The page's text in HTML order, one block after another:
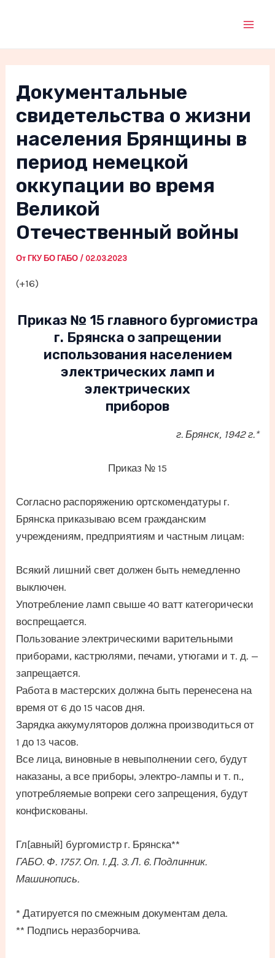
Документальные
свидетельства о жизни
населения Брянщины в
период немецкой
оккупации во время
Великой
Отечественный войны
От ГКУ БО ГАБО / 02.03.2023
(+16)
Приказ № 15 главного бургомистра
г. Брянска о запрещении
использования населением
электрических ламп и
электрических
приборов
г. Брянск, 1942 г.*
Приказ № 15
Согласно распоряжению ортскомендатуры г.
Брянска приказываю всем гражданским
учреждениям, предприятиям и частным лицам:
Всякий лишний свет должен быть немедленно
выключен.
Употребление ламп свыше 40 ватт категорически
воспрещается.
Пользование электрическими варительными
приборами, кастрюлями, печами, утюгами и т. д. —
запрещается.
Работа в мастерских должна быть перенесена на
время от 6 до 15 часов дня.
Зарядка аккумуляторов должна производиться от
1 до 13 часов.
Все лица, виновные в невыполнении сего, будут
наказаны, а все приборы, электро-лампы и т. п.,
употребляемые вопреки сего запрещения, будут
конфискованы.
Гл[авный] бургомистр г. Брянска**
ГАБО. Ф. 1757. Оп. 1. Д. 3. Л. 6. Подлинник.
Машинопись.
* Датируется по смежным документам дела.
** Подпись неразборчива.